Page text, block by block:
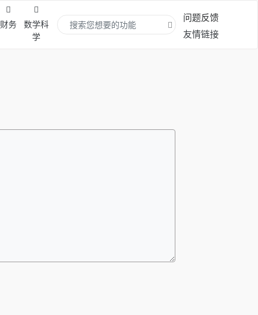
财务
数学科
学
问题反馈
友情链接